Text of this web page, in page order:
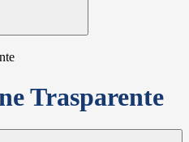
Trasparente